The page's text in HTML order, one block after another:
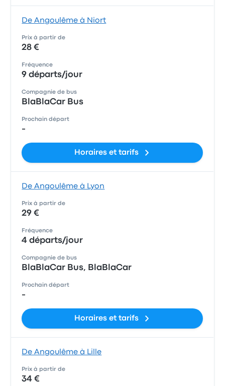
De Angoulême à Niort
Prix à partir de
28 €
Fréquence
9 départs/jour
Compagnie de bus
BlaBlaCar Bus
Prochain départ
-
Horaires et tarifs
De Angoulême à Lyon
Prix à partir de
29 €
Fréquence
4 départs/jour
Compagnie de bus
BlaBlaCar Bus, BlaBlaCar
Prochain départ
-
Horaires et tarifs
De Angoulême à Lille
Prix à partir de
34 €